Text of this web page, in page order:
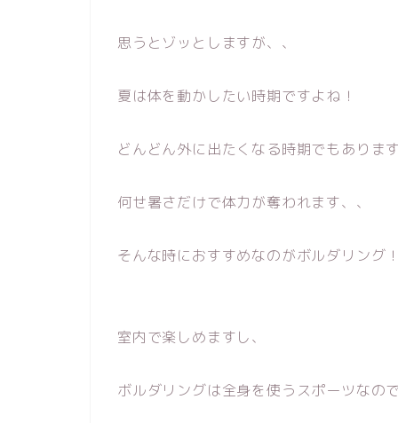
思うとゾッとしますが、、
夏は体を動かしたい時期ですよね！
どんどん外に出たくなる時期でもあります
何せ暑さだけで体力が奪われます、、
そんな時におすすめなのがボルダリング！
室内で楽しめますし、
ボルダリングは全身を使うスポーツなので